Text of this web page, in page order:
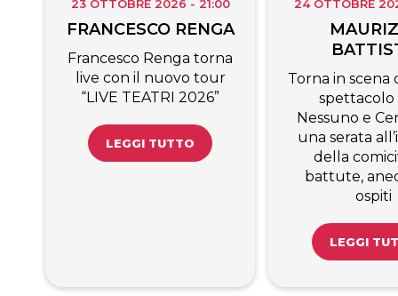
23 OTTOBRE 2026 - 21:00
FRANCESCO RENGA
Francesco Renga torna
live con il nuovo tour
“LIVE TEATRI 2026”
LEGGI TUTTO
24 OTTOBRE
Torna in scena
spettacolo
Nessuno e
una serata
della
battute,
ospiti
LEGGI